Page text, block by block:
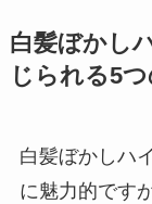
白髪ぼかし
じられる5
白髪ぼかしハ
に魅力的です